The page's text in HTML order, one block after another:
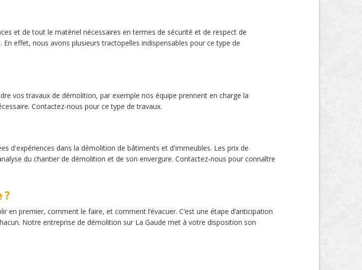
et de tout le matériel nécessaires en termes de sécurité et de respect de
effet, nous avons plusieurs tractopelles indispensables pour ce type de
vos travaux de démolition, par exemple nos équipe prennent en charge la
Contactez-nous pour ce type de travaux.
d'expériences dans la démolition de bâtiments et d'immeubles. Les prix de
du chantier de démolition et de son envergure. Contactez-nous pour connaître
?
premier, comment le faire, et comment l’évacuer. C’est une étape d’anticipation
Notre entreprise de démolition sur La Gaude met à votre disposition son